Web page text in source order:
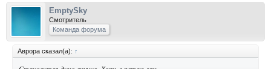
EmptySky
Смотритель
Команда форума
Аврора сказал(а): ↑